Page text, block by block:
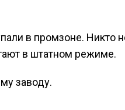
в промзоне. Никто
в штатном режиме.
заводу.